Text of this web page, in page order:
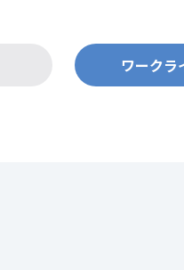
ワークラ